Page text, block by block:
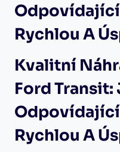
Rychlou A
Kvalitní
Ford Transit:
Rychlou A